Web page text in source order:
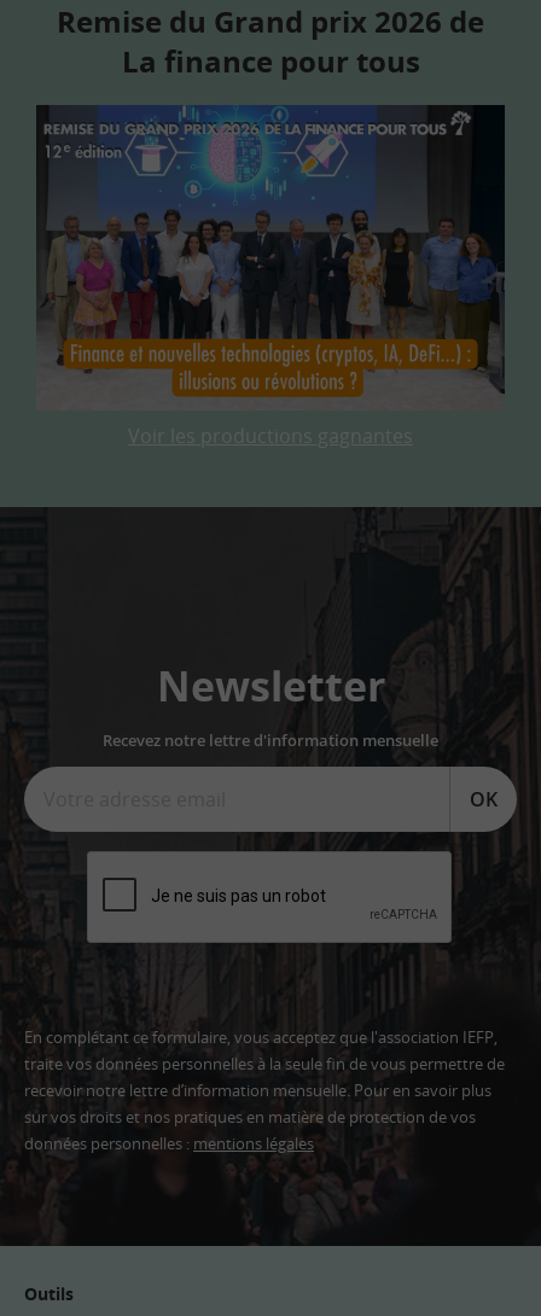
Remise du Grand prix 2026 de
La finance pour tous
Voir les productions gagnantes
Newsletter
Recevez notre lettre d'information mensuelle
OK
En complétant ce formulaire, vous acceptez que l'association IEFP,
traite vos données personnelles à la seule fin de vous permettre de
recevoir notre lettre d’information mensuelle. Pour en savoir plus
sur vos droits et nos pratiques en matière de protection de vos
données personnelles : mentions légales
Outils